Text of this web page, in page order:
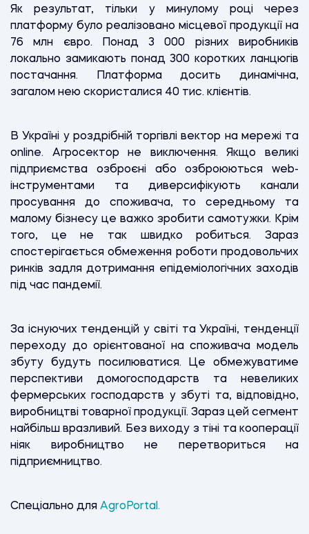
Як результат, тільки у минулому році через
платформу було реалізовано місцевої продукції на
76 млн євро. Понад 3 000 різних виробників
локально замикають понад 300 коротких ланцюгів
постачання. Платформа досить динамічна,
загалом нею скористалися 40 тис. клієнтів.
В Україні у роздрібній торгівлі вектор на мережі та
online. Агросектор не виключення. Якщо великі
підприємства озброєні або озброюються web-
інструментами та диверсифікують канали
просування до споживача, то середньому та
малому бізнесу це важко зробити самотужки. Крім
того, це не так швидко робиться. Зараз
спостерігається обмеження роботи продовольчих
ринків задля дотримання епідеміологічних заходів
під час пандемії.
За існуючих тенденцій у світі та Україні, тенденції
переходу до орієнтованої на споживача модель
збуту будуть посилюватися. Це обмежуватиме
перспективи домогосподарств та невеликих
фермерських господарств у збуті та, відповідно,
виробництві товарної продукції. Зараз цей сегмент
найбільш вразливий. Без виходу з тіні та кооперації
ніяк виробництво не перетвориться на
підприємництво.
Спеціально для AgroPortal.